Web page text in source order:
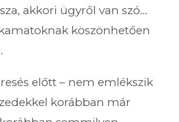
akkori ügyről van szó…
köszönhetően
előtt – nem emlékszik
korábban már